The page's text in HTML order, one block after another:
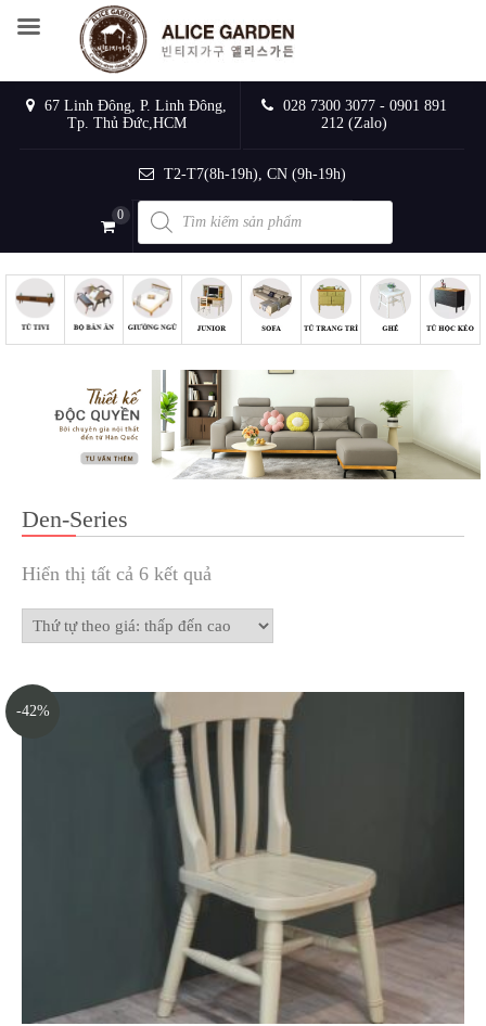
67 Linh Đông, P. Linh Đông,
Tp. Thủ Đức,HCM
028 7300 3077 - 0901 891
212 (Zalo)
T2-T7(8h-19h), CN (9h-19h)
0
Products
search
Den-Series
Hiển thị tất cả 6 kết quả
-42%